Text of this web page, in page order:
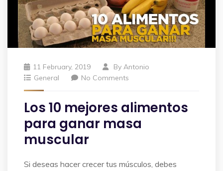
11 February, 2019 By Antonio
General
No Comments
Los 10 mejores alimentos
para ganar masa
muscular
Si deseas hacer crecer tus músculos, debes